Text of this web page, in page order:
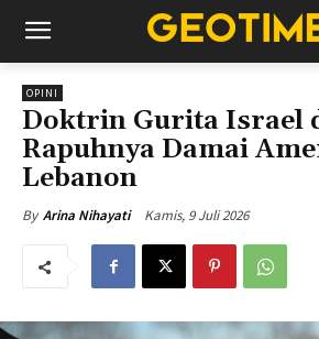
OPINI
Doktrin Gurita Israel
Rapuhnya Damai
Lebanon
By Arina Nihayati Kamis, 9 Juli 2026